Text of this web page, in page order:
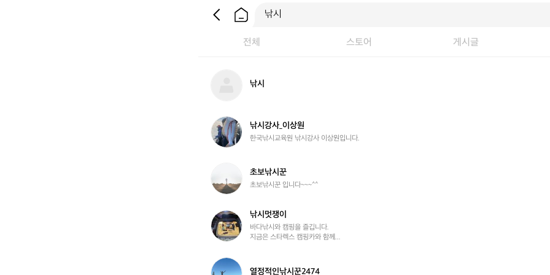
전체 스토어 게시글
낚시
낚
시
강
이
상
낚시강사_이상원
한국낚시교육원 낚시강사 이상원입니다.
보
낚
꾼
초보낚시꾼
초보낚시꾼 입니다~~~^^
낚
시
멋
이
낚시멋쟁이
바다낚시와 캠핑을 즐깁니다.
지금은 스타렉스 캠핑카와 함께...
열
열정적인낚시꾼2474